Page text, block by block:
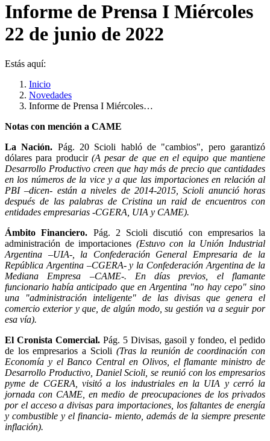
Informe de Prensa I Miércoles
22 de junio de 2022
Estás aquí:
Inicio
Novedades
Informe de Prensa I Miércoles…
Notas con mención a CAME
La Nación. Pág. 20 Scioli habló de "cambios", pero garantizó
dólares para producir (A pesar de que en el equipo que mantiene
Desarrollo Productivo creen que hay más de precio que cantidades
en los números de la vice y a que las importaciones en relación al
PBI –dicen- están a niveles de 2014-2015, Scioli anunció horas
después de las palabras de Cristina un raid de encuentros con
entidades empresarias -CGERA, UIA y CAME).
Ámbito Financiero. Pág. 2 Scioli discutió con empresarios la
administración de importaciones (Estuvo con la Unión Industrial
Argentina –UIA-, la Confederación General Empresaria de la
República Argentina –CGERA- y la Confederación Argentina de la
Mediana Empresa –CAME-. En días previos, el flamante
funcionario había anticipado que en Argentina "no hay cepo" sino
una "administración inteligente" de las divisas que genera el
comercio exterior y que, de algún modo, su gestión va a seguir por
esa vía).
El Cronista Comercial. Pág. 5 Divisas, gasoil y fondeo, el pedido
de los empresarios a Scioli (Tras la reunión de coordinación con
Economía y el Banco Central en Olivos, el flamante ministro de
Desarrollo Productivo, Daniel Scioli, se reunió con los empresarios
pyme de CGERA, visitó a los industriales en la UIA y cerró la
jornada con CAME, en medio de preocupaciones de los privados
por el acceso a divisas para importaciones, los faltantes de energía
y combustible y el financia- miento, además de la siempre presente
inflación).